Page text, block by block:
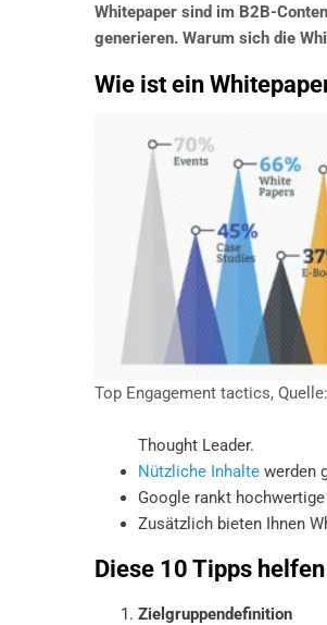
Whitepaper sind im B2B-
generieren. Warum sich die
Wie ist ein
Top Engagement tactics,
Thought Leader.
Nützliche Inhalte werden
Google rankt
Zusätzlich bieten Ihnen
Diese 10 Tipps
Zielgruppendefinition